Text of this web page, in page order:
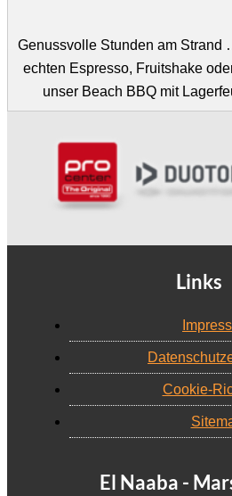
Genussvolle Stunden am Strand
echten Espresso, Fruitshake
unser Beach BBQ mit
Links
Cookie-
El Naaba -